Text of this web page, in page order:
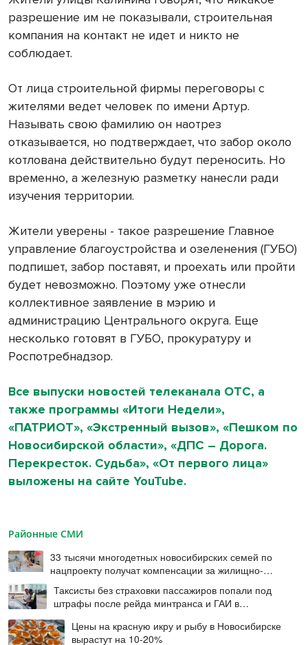
разрешение им не показывали, строительная
компания на контакт не идет и никто не
соблюдает.
От лица строительной фирмы переговоры с
жителями ведет человек по имени Артур.
Называть свою фамилию он наотрез
отказывается, но подтверждает, что забор около
котлована действительно будут переносить. Но
временно, а железную разметку нанесли ради
изучения территории.
Жители уверены - такое разрешение Главное
управление благоустройства и озеленения (ГУБО)
подпишет, забор поставят, и проехать или пройти
будет невозможно. Поэтому уже отнесли
коллективное заявление в мэрию и
администрацию Центрального округа. Еще
несколько готовят в ГУБО, прокуратуру и
Роспотребнадзор.
Все выпуски новостей телеканала ОТС, а
также программы «Итоги Недели»,
«ПАТРИОТ», «Экстренный вызов», «Пешком по
Новосибирской области», «ДПС – Дорога.
Перекресток. Судьба», «От первого лица»
выложены на сайте YouTube.
Районные СМИ
33 тысячи многодетных новосибирских семей по
нацпроекту получат компенсации за жилищно-
Таксисты без страховки пассажиров попали под
штрафы после рейда минтранса и ГАИ в
Цены на красную икру и рыбу в Новосибирске
вырастут на 10-20%